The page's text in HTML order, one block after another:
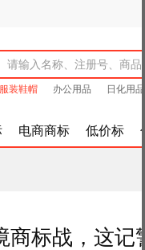
服装鞋帽 办公用品 日化用品
电商商标 低价标
商标战，这